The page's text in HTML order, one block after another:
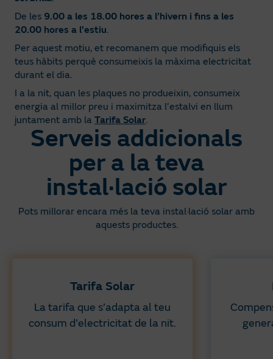
De les 9.00 a les 18.00 hores a l’hivern i fins a les
20.00 hores a l’estiu.
Per aquest motiu, et recomanem que modifiquis els
teus hàbits perquè consumeixis la màxima electricitat
durant el dia.
I a la nit, quan les plaques no produeixin, consumeix
energia al millor preu i maximitza l’estalvi en llum
juntament amb la Tarifa Solar.
Serveis addicionals
per a la teva
instal·lació solar
Pots millorar encara més la teva instal·lació solar amb
aquests productes.
Tarifa Solar
La tarifa que s’adapta al teu
consum d’electricitat de la nit.